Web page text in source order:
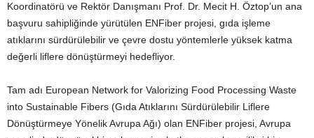
Koordinatörü ve Rektör Danışmanı Prof. Dr. Mecit H. Öztop’un ana
başvuru sahipliğinde yürütülen ENFiber projesi, gıda işleme
atıklarını sürdürülebilir ve çevre dostu yöntemlerle yüksek katma
değerli liflere dönüştürmeyi hedefliyor.
Tam adı European Network for Valorizing Food Processing Waste
into Sustainable Fibers (Gıda Atıklarını Sürdürülebilir Liflere
Dönüştürmeye Yönelik Avrupa Ağı) olan ENFiber projesi, Avrupa